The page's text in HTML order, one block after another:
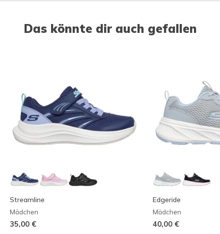
Das könnte dir auch gefallen
Streamline
Mädchen
35,00 €
Edgeride
Mädchen
40,00 €